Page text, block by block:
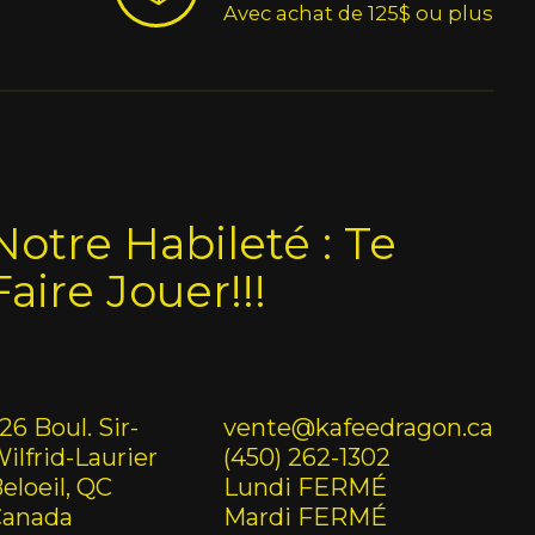
Avec achat de 125$ ou plus
Habileté : Te
Jouer!!!
Boul. Sir-
Laurier
QC
vente@kafeedragon.ca
(450) 262-1302
Lundi FERMÉ
Mardi FERMÉ